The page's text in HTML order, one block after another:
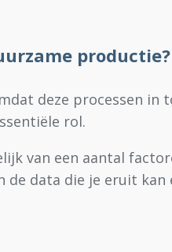
productie?
deze processen in
rol.
van een aantal
data die je eruit kan